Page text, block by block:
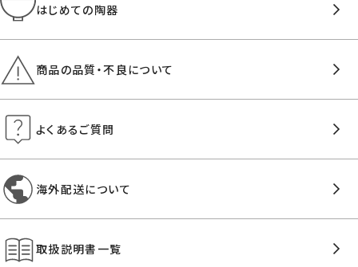
はじめての陶器
商品の品質・不良について
よくあるご質問
海外配送について
取扱説明書一覧